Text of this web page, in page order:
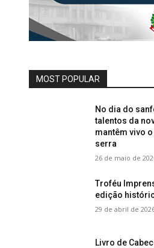
MOST POPULAR
No dia do
talentos da
mantêm vivo
serra
26 de maio de
Troféu
edição
29 de abril de
Livro de